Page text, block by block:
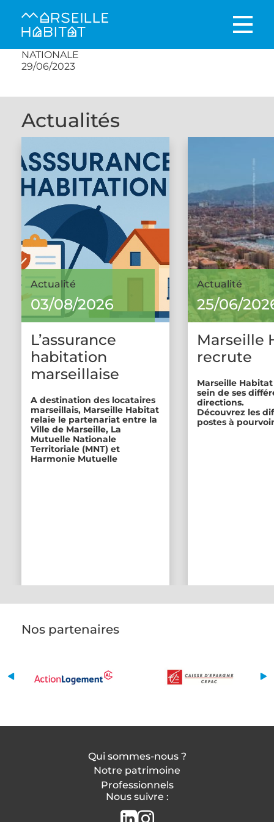
NATIONALE
29/06/2023
Actualités
Actualité
03/08/2026
L’assurance
habitation
marseillaise
A destination des locataires
marseillais, Marseille Habitat
relaie le partenariat entre la
Ville de Marseille, La
Mutuelle Nationale
Territoriale (MNT) et
Harmonie Mutuelle
Actualité
25/06/
Marseille
recrute
Marseille
sein de ses
directions.
Découvrez les
postes à
Nos partenaires
Qui sommes-nous ?
Notre patrimoine
Professionnels
Nous suivre :